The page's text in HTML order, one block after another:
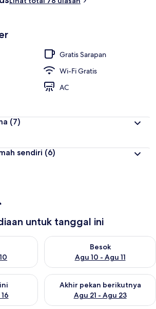
Gratis Sarapan
Wi-Fi Gratis
AC
(7)
sendiri (6)
untuk tanggal ini
malam ini Agu 9 - Agu 10
Besok
Agu 10 - Agu 11
Periksa ketersediaan untuk
akhir pekan ini Agu 14 - Agu 16
Akhir pekan berikutnya
Agu 21 - Agu 23
Periksa ketersediaan untuk